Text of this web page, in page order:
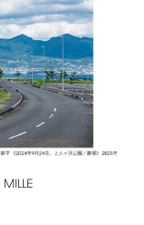
MILLE